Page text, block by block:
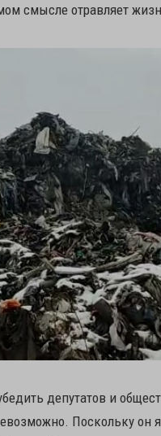
смысле отравляет
депутатов и
Поскольку он